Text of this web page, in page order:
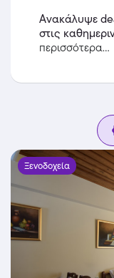
Ανακάλυψε
στις
περισσότερα...
Ξενοδοχεία